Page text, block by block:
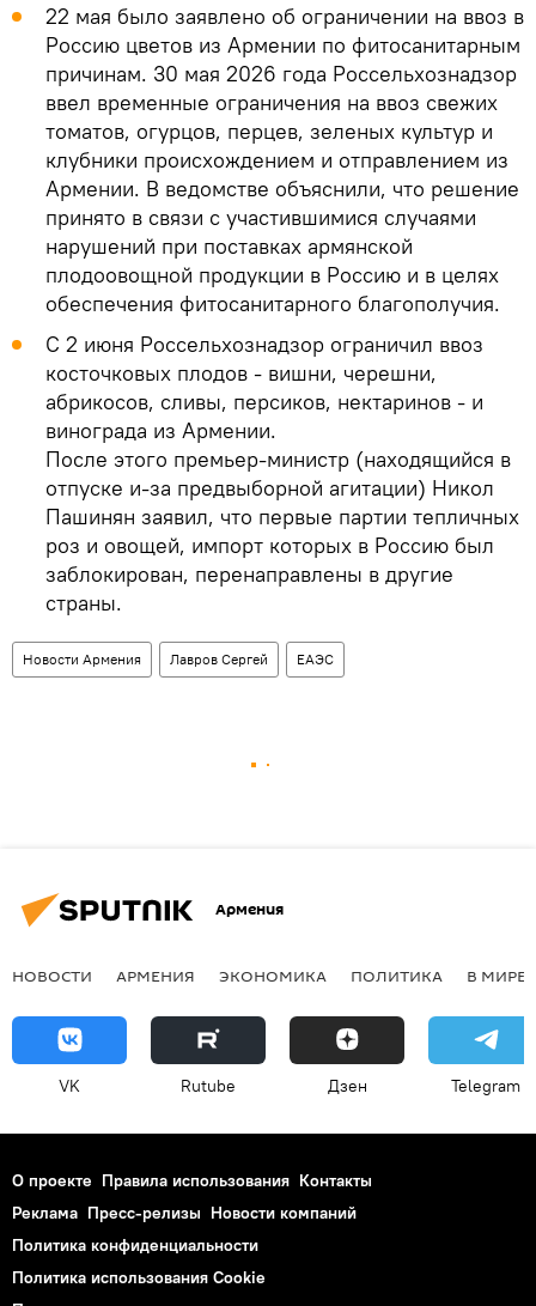
22 мая было заявлено об ограничении на ввоз в
Россию цветов из Армении по фитосанитарным
причинам. 30 мая 2026 года Россельхознадзор
ввел временные ограничения на ввоз свежих
томатов, огурцов, перцев, зеленых культур и
клубники происхождением и отправлением из
Армении. В ведомстве объяснили, что решение
принято в связи с участившимися случаями
нарушений при поставках армянской
плодоовощной продукции в Россию и в целях
обеспечения фитосанитарного благополучия.
С 2 июня Россельхознадзор ограничил ввоз
косточковых плодов - вишни, черешни,
абрикосов, сливы, персиков, нектаринов - и
винограда из Армении.
После этого премьер-министр (находящийся в
отпуске и-за предвыборной агитации) Никол
Пашинян заявил, что первые партии тепличных
роз и овощей, импорт которых в Россию был
заблокирован, перенаправлены в другие
страны.
Новости Армения Лавров Сергей ЕАЭС
Армения
НОВОСТИ АРМЕНИЯ ЭКОНОМИКА ПОЛИТИКА В МИРЕ
VK Rutube Дзен Telegram
О проекте Правила использования Контакты
Реклама Пресс-релизы Новости компаний
Политика конфиденциальности
Политика использования Cookie